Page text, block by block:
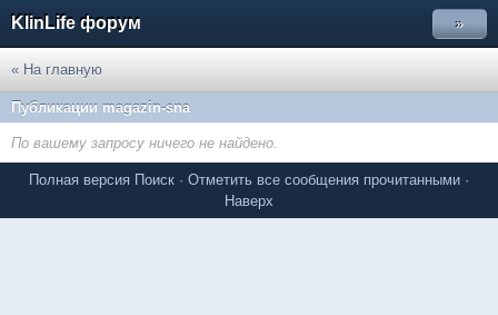
KlinLife форум »
« На главную
Публикации magazin-sna
По вашему запросу ничего не найдено.
Полная версия Поиск · Отметить все сообщения прочитанными ·
Наверх